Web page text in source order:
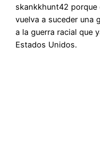
skankkhunt42
vuelva a suceder una
a la guerra racial que
Estados Unidos.